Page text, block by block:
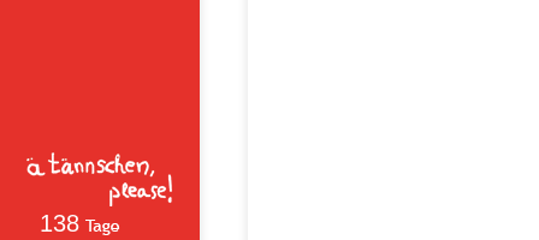
138